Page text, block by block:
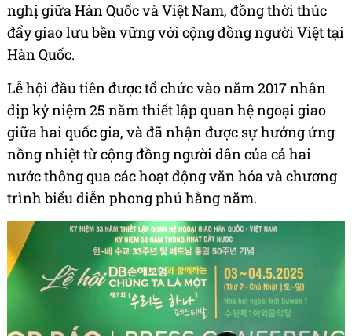
nghị giữa Hàn Quốc và Việt Nam, đồng thời thúc
đẩy giao lưu bền vững với cộng đồng người Việt tại
Hàn Quốc.
Lễ hội đầu tiên được tổ chức vào năm 2017 nhân
dịp kỷ niệm 25 năm thiết lập quan hệ ngoại giao
giữa hai quốc gia, và đã nhận được sự hưởng ứng
nồng nhiệt từ cộng đồng người dân của cả hai
nước thông qua các hoạt động văn hóa và chương
trình biểu diễn phong phú hằng năm.